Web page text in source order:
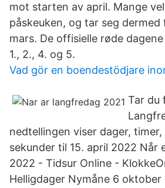
mot starten av april. Mange
påskeuken, og tar seg
mars. De offisielle røde
1., 2., 4. og 5.
Vad gör en boendestödjare
Tar du
nedtellingen viser dager,
sekunder til 15. april 2022 Når
2022 - Tidsur Online -
Helligdager Nymåne 6 oktober